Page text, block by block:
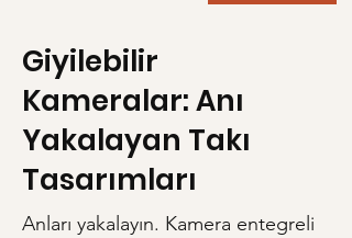
Giyilebilir
Kameralar: Anı
Yakalayan Takı
Tasarımları
Anları yakalayın. Kamera entegreli